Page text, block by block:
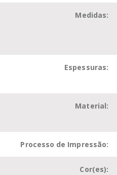
Medidas:
Espessuras:
Material:
Processo de Impressão:
Cor(es):